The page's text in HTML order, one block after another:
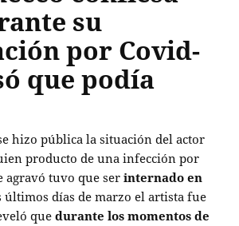
su
por Covid-
que podía
hizo pública la situación del actor
producto de una infección por
agravó tuvo que ser internado en
últimos días de marzo el artista fue
quedurante los momentos de